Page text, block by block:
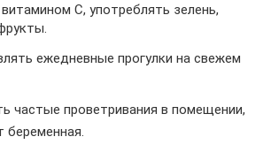
С, употреблять зелень,
ежедневные прогулки на свежем
частые проветривания в помещении,
беременная.